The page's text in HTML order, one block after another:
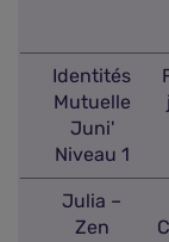
Identités
Mutuelle
Juni'
Niveau 1
Julia –
Zen